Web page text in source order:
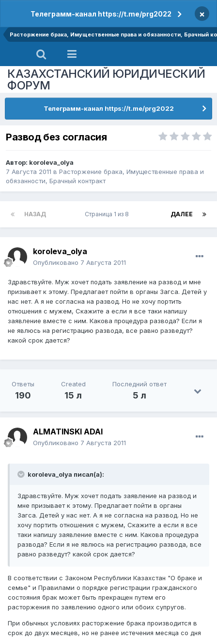
Телеграмм-канал https://t.me/prg2022 ×
Расторжение брака, Имущественные права и обязанности, Брачный
КАЗАХСТАНСКИЙ ЮРИДИЧЕСКИЙ
ФОРУМ
Телеграмм-канал https://t.me/prg2022
Развод без согласия
Автор: koroleva_olya
7 Августа 2011 в Расторжение брака, Имущественные права и
обязанности, Брачный контракт
НАЗАД ДАЛЕЕ
Страница 1 из 8
koroleva_olya
Опубликовано 7 Августа 2011
Здравствуйте. Муж хочет подать заявление на развод и мне
призывает к этому. Предлагает пойти в органы Загса. Детей у
нас нет. А я не согласна на развод. Но не хочу портить
отношения с мужем, Скажите а если я все таки напишу
заявление вместе с ним. Какова процедура развода? Если я
не явлюсь на регистрацию развода, все равно разведут?
какой срок дается?
Ответы
190
Created
15 л
Последний ответ
5 л
ALMATINSKI ADAI
Опубликовано 7 Августа 2011
koroleva_olya писал(а):
Здравствуйте. Муж хочет подать заявление на развод и
мне призывает к этому. Предлагает пойти в органы
Загса. Детей у нас нет. А я не согласна на развод. Но не
хочу портить отношения с мужем, Скажите а если я все
таки напишу заявление вместе с ним. Какова процедура
развода? Если я не явлюсь на регистрацию развода, все
равно разведут? какой срок дается?
В соответствии с Законом Республики Казахстан "О браке и
семье" и Правилами о порядке регистрации гражданского
состояния брак может быть прекращен путем его
расторжения по заявлению одного или обоих супругов.
При обычных условиях расторжение брака производится в
срок до двух месяцев, но не ранее истечения месяца со дня